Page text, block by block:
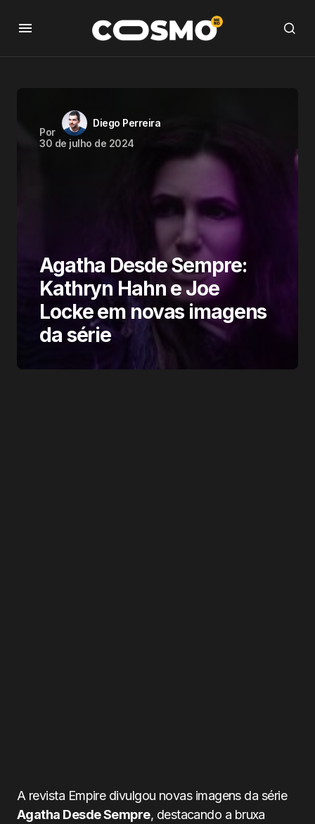
Por
Diego Perreira
30 de julho de 2024
Agatha Desde Sempre:
Kathryn Hahn e Joe
Locke em novas imagens
da série
A revista Empire divulgou novas imagens da série
Agatha Desde Sempre, destacando a bruxa